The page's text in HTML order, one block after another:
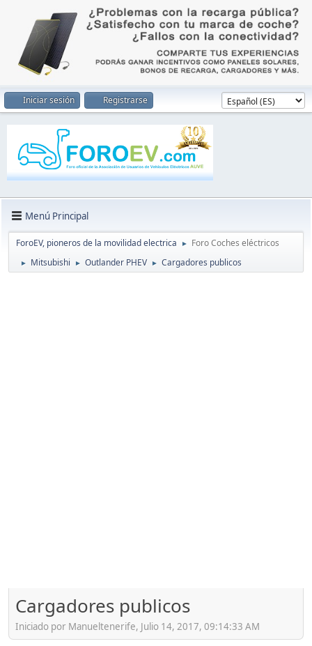
Iniciar sesión Registrarse
Menú Principal
ForoEV, pioneros de la movilidad electrica ► Foro Coches eléctricos
► Mitsubishi ► Outlander PHEV ► Cargadores publicos
Cargadores publicos
Iniciado por Manueltenerife, Julio 14, 2017, 09:14:33 AM